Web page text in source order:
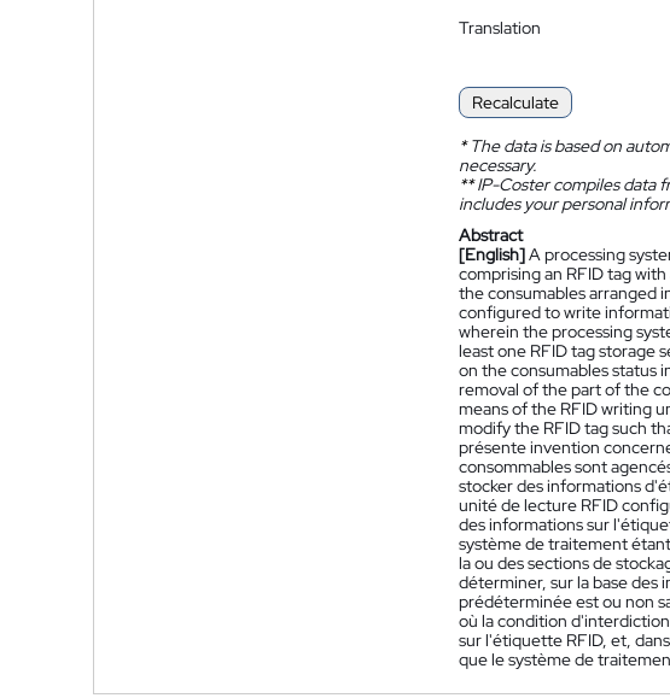
Translation
Recalculate
*The data is based on
necessary.
**IP-Coster compiles data
includes your personal
Abstract
[English]A processing
comprising an RFID tag
the consumables arranged
configured to write
wherein the processing
least one RFID tag storage
on the consumables status
removal of the part of the
means of the RFID writing
modify the RFID tag such
présente invention
consommables sont
stocker des informations
unité de lecture RFID
des informations sur
système de traitement
la ou des sections de
déterminer, sur la base des
prédéterminée est ou non
où la condition
sur l'étiquette RFID, et,
que le système de